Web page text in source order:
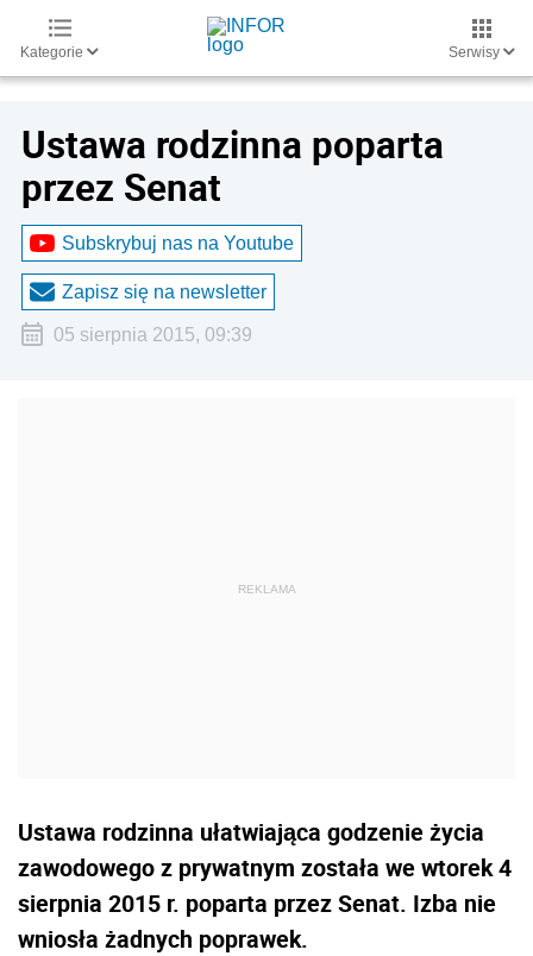
Kategorie Serwisy
Ustawa rodzinna poparta
przez Senat
Subskrybuj nas na Youtube
Zapisz się na newsletter
05 sierpnia 2015, 09:39
Ustawa rodzinna ułatwiająca godzenie życia
zawodowego z prywatnym została we wtorek 4
sierpnia 2015 r. poparta przez Senat. Izba nie
wniosła żadnych poprawek.